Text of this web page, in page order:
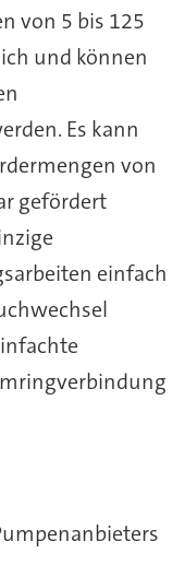
von 5 bis 125
und können
Es kann
von
gefördert
einfach